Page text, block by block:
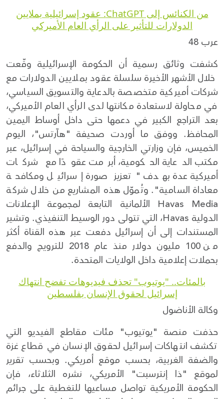
من الكنائس إلى ChatGPT: عقود إسرائيلية بملايين
الدولارات للتأثير على الرأي العام الأميركي
عرب 48
كشفت وثائق رسمية أن الحكومة الإسرائيلية وقّعت
خلال الأشهر الأخيرة سلسلة عقود بملايين الدولارات مع
شركات أميركية متخصصة بالدعاية والتسويق السياسي،
في محاولة لاستعادة مكانتها لدى الرأي العام الأميركي،
بعد التراجع الكبير في دعمها حتى داخل أوساط اليمين
المحافظ. ووفق ما أوردت صحيفة "هآرتس"، اليوم
الخميس، فإن وزارتي الخارجية والسياحة في إسرائيل، عبر
مكتب الدعاية الحكومية، أبرمت عقودًا مع شركات
أميركية عدة بهدف "تعزيز صورة إسرائيل ومكافحة
معاداة السامية". وتُموّل هذه المشاريع من خلال شركة
Havas Media الألمانية التابعة لمجموعة الإعلانات
الدولية Havas، التي تتولى دور الوسيط التنفيذي. وتشير
المستندات إلى أن إسرائيل دفعت عبر هذه القناة أكثر
من 100 مليون دولار منذ عام 2018 للترويج والدفع
بحملات إعلامية داخل الولايات المتحدة.
بالمئات.. "يوتيوب" تحذف فيديوهات تفضح انتهاك
إسرائيل لحقوق الإنسان بفلسطين
وكالة الأناضول
حذفت منصة "يوتيوب" مئات مقاطع الفيديو التي
تكشف انتهاكات إسرائيل لحقوق الإنسان في قطاع غزة
والضفة الغربية، بحسب موقع أمريكي. وبحسب تقرير
لموقع "ذا إنترسبت" الأمريكي، نشره الثلاثاء، فإن
الحكومة الأمريكية تواصل مساعيها للتغطية على جرائم